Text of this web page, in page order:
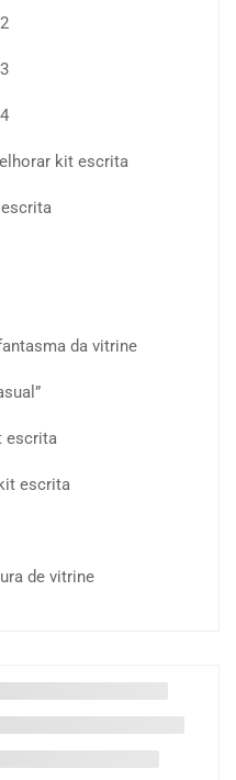
kit escrita
da vitrine
escrita
escrita
de vitrine